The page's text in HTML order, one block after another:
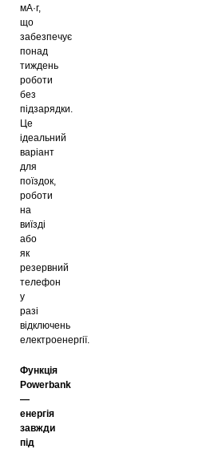
мА·г,
що
забезпечує
понад
тиждень
роботи
без
підзарядки.
Це
ідеальний
варіант
для
поїздок,
роботи
на
виїзді
або
як
резервний
телефон
у
разі
відключень
електроенергії.
Функція
Powerbank
—
енергія
завжди
під